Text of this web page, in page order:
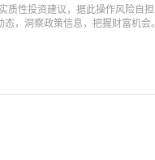
质性投资建议，据此操作风险自担
，洞察政策信息，把握财富机会。